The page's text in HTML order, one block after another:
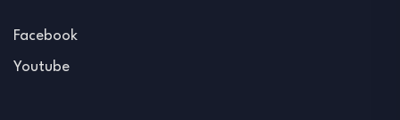
Facebook
Youtube